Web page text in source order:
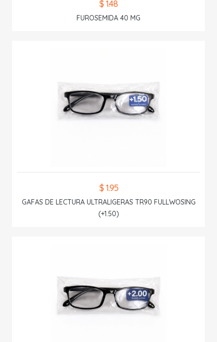
$ 1.48
FUROSEMIDA 40 MG
$ 1.95
GAFAS DE LECTURA ULTRALIGERAS TR90 FULLWOSING
(+1.50)